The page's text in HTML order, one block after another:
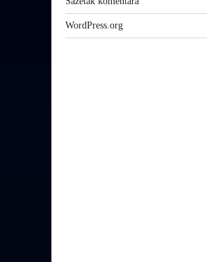
WordPress.org